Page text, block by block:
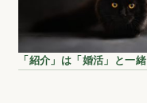
「紹介」は「婚活」と一緒